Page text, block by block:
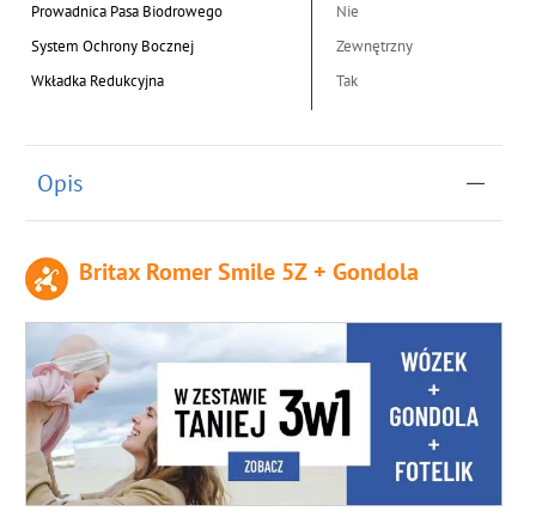
Prowadnica Pasa Biodrowego
Nie
System Ochrony Bocznej
Zewnętrzny
Wkładka Redukcyjna
Tak
Opis
Britax Romer Smile 5Z + Gondola